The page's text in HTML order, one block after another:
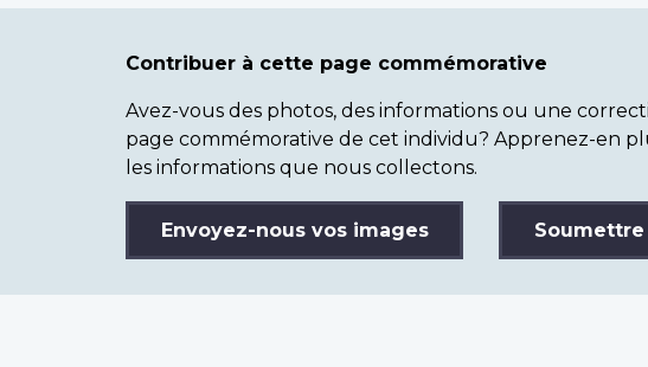
Contribuer à cette page commémorative
Avez-vous des photos, des informations ou une
page commémorative de cet individu? Apprenez-en
les informations que nous collectons.
Envoyez-nous vos images